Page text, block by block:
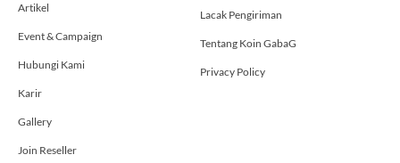
Artikel
Event & Campaign
Hubungi Kami
Karir
Gallery
Join Reseller
Lacak Pengiriman
Tentang Koin GabaG
Privacy Policy